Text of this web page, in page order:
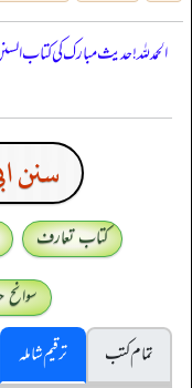
الحمدللہ! حدیث مبارک کی کتاب
سنن
کتاب تعارف
سوانح
تمام کتب
ترقیم شاملہ